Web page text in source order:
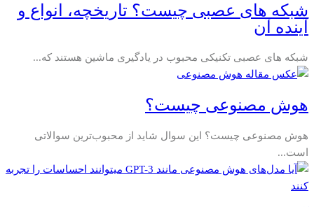
شبکه های عصبی چیست؟ تاریخچه، انواع و
آینده آن
شبکه‌ های عصبی تکنیکی محبوب در یادگیری ماشین هستند که...
هوش مصنوعی چیست؟
هوش مصنوعی چیست؟ این سوال شاید از محبوب‌ترین سوالاتی
است...